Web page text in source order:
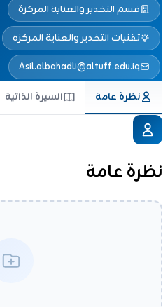
قسم التخدير والعناية المركزة
تقنيات التخدير والعناية المركزه
Asil.albahadli@altuff.edu.iq
نظرة عامة
السيرة الذاتية
نظرة عامة